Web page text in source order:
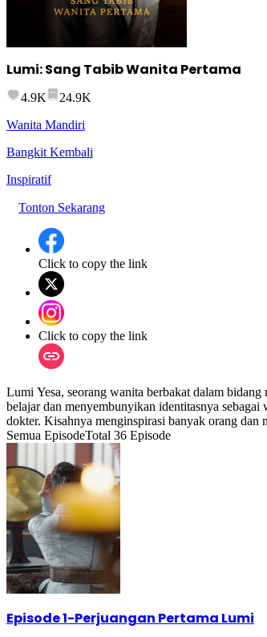
Lumi: Sang Tabib Wanita Pertama
4.9K
24.9K
Wanita Mandiri
Bangkit Kembali
Inspiratif
Tonton Sekarang
Click to copy the link
Click to copy the link
Lumi Yesa, seorang wanita berbakat dalam
belajar dan menyembunyikan identitasnya
dokter. Kisahnya menginspirasi banyak orang dan
Semua EpisodeTotal 36 Episode
Episode 1-Perjuangan Pertama Lumi